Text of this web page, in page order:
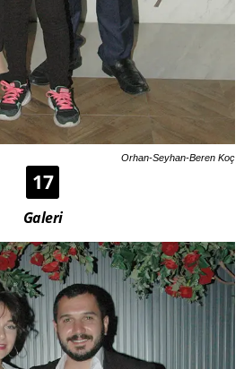
Orhan-Seyhan-Beren Koç
17
Galeri